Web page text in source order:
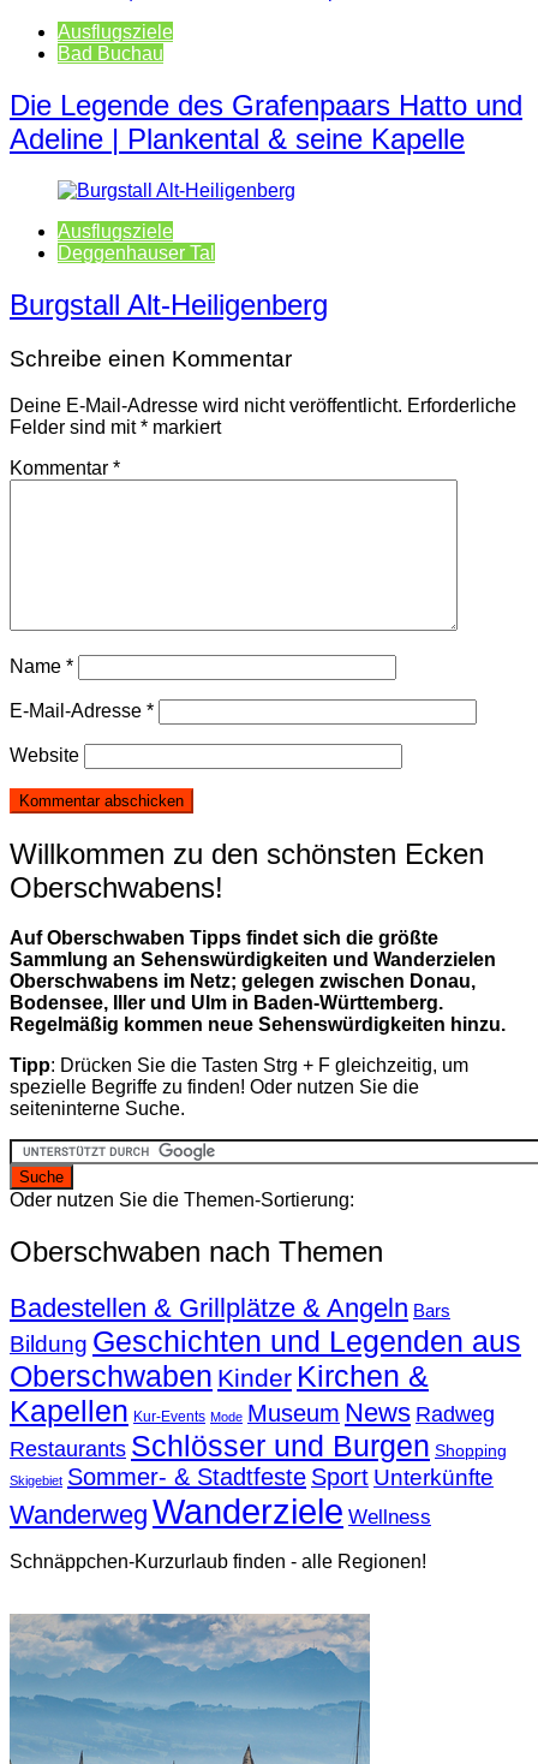
Ausflugsziele
Bad Buchau
Die Legende des Grafenpaars Hatto und
Adeline | Plankental & seine Kapelle
Ausflugsziele
Deggenhauser Tal
Burgstall Alt-Heiligenberg
Schreibe einen Kommentar
Deine E-Mail-Adresse wird nicht veröffentlicht. Erforderliche
Felder sind mit* markiert
Kommentar *
Name *
E-Mail-Adresse *
Website
Willkommen zu den schönsten Ecken
Oberschwabens!
Auf Oberschwaben Tipps findet sich die größte
Sammlung an Sehenswürdigkeiten und Wanderzielen
Oberschwabens im Netz; gelegen zwischen Donau,
Bodensee, Iller und Ulm in Baden-Württemberg.
Regelmäßig kommen neue Sehenswürdigkeiten hinzu.
Tipp: Drücken Sie die Tasten Strg + F gleichzeitig, um
spezielle Begriffe zu finden! Oder nutzen Sie die
seiteninterne Suche.
Oder nutzen Sie die Themen-Sortierung:
Oberschwaben nach Themen
Badestellen & Grillplätze & Angeln Bars
Bildung Geschichten und Legenden aus
Oberschwaben Kinder Kirchen &
Kapellen Kur-Events Mode Museum News Radweg
Restaurants Schlösser und Burgen Shopping
Skigebiet Sommer- & Stadtfeste Sport Unterkünfte
Wanderweg Wanderziele Wellness
Schnäppchen-Kurzurlaub finden - alle Regionen!